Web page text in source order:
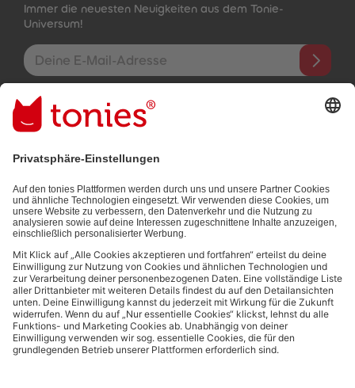
Immer die neuesten Neuigkeiten aus dem Tonie-
Universum!
E-Mail-Addresse
Mit dem Absenden abonnierst du unseren E-Mail-Newsletter, der
auf den von dir bereitgestellten Informationen (z.B. Account-
informationen) und den von dir zu Werbezwecken bereitgestellten
Datenschutzbestimmungen.
Bezahlmethoden:
Links zu sozialen Netzwerken